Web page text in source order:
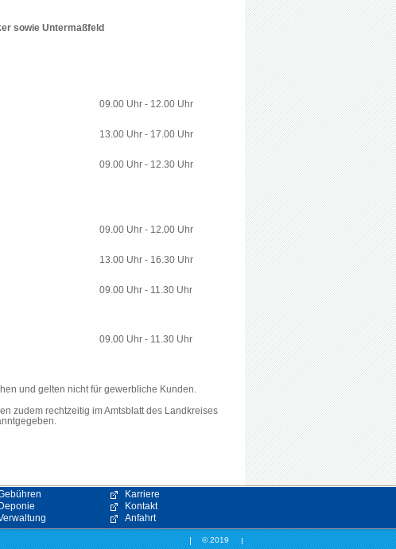
sowie Untermaßfeld
09.00 Uhr - 12.00 Uhr
13.00 Uhr - 17.00 Uhr
09.00 Uhr - 12.30 Uhr
09.00 Uhr - 12.00 Uhr
13.00 Uhr - 16.30 Uhr
09.00 Uhr - 11.30 Uhr
09.00 Uhr - 11.30 Uhr
und gelten nicht für gewerbliche Kunden.
zudem rechtzeitig im Amtsblatt des Landkreises
Deponie
Karriere
Kontakt
Anfahrt
© 2019